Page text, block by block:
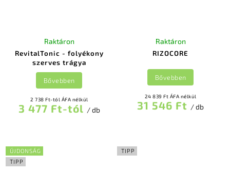
RevitalTonic - folyékony
szerves trágya
Raktáron
2 738 Ft-tól ÁFA nélkül
3 477 Ft-tól / db
Bővebben
RIZOCORE
Raktáron
24 839 Ft ÁFA nélkül
31 546 Ft / db
Bővebben
ÚJDONSÁG
TIPP
TIPP